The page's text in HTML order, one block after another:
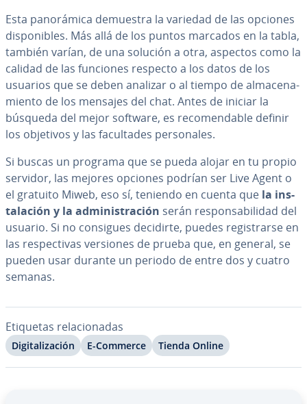
Esta pa­no­rá­mi­ca demuestra la variedad de las opciones
di­s­po­ni­bles. Más allá de los puntos marcados en la tabla,
también varían, de una solución a otra, aspectos como la
calidad de las funciones respecto a los datos de los
usuarios que se deben analizar o al tiempo de al­ma­ce­na­
mie­n­to de los mensajes del chat. Antes de iniciar la
búsqueda del mejor software, es re­co­me­n­da­ble definir
los objetivos y las fa­cu­l­ta­des pe­r­so­na­les.
Si buscas un programa que se pueda alojar en tu propio
servidor, las mejores opciones podrían ser Live Agent o
el gratuito Miweb, eso sí, teniendo en cuenta que la in­s­
ta­la­ción y la ad­mi­ni­s­tra­ción serán re­s­po­n­sa­bi­li­dad del
usuario. Si no consigues decidirte, puedes re­gi­s­trar­se en
las re­s­pe­c­ti­vas versiones de prueba que, en general, se
pueden usar durante un periodo de entre dos y cuatro
semanas.
Etiquetas re­la­cio­na­das
Di­gi­ta­li­za­ción E-Commerce Tienda Online